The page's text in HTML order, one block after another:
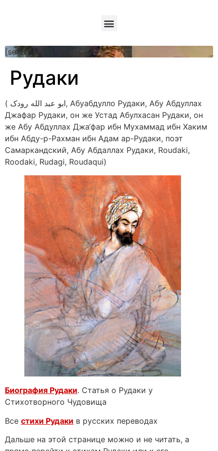
[searchform]
Рудаки
( ابو عبد الله رودک, Абуабдулло Рудаки, Абу Абдуллах
Джафар Рудаки, он же Устад Абулхасан Рудаки, он
же Абу Абдуллах Джа‘фар ибн Мухаммад ибн Хаким
ибн Абду-р-Рахман ибн Адам ар-Рудаки, поэт
Самаркандский, Абу Абдаллах Рудаки, Roudaki,
Roodaki, Rudagi, Roudaqui)
Биография Рудаки. Статья о Рудаки у
Стихотворного Чудовища
Все стихи Рудаки в русских переводах
Дальше на этой странице можно и не читать, а